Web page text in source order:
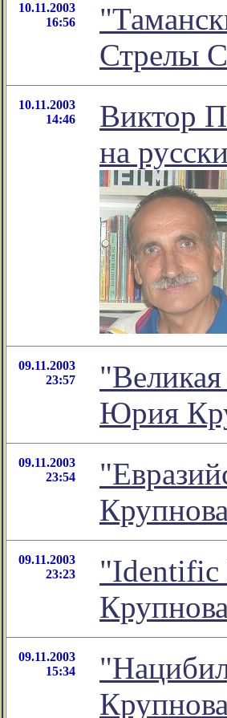
10.11.2003
16:56
Стрелы
10.11.2003
14:46
Виктор
на
09.11.2003
23:57
Юрия
09.11.2003
23:54
Крупнова
09.11.2003
23:23
"Identific
Крупнова
09.11.2003
15:34
Крупнова